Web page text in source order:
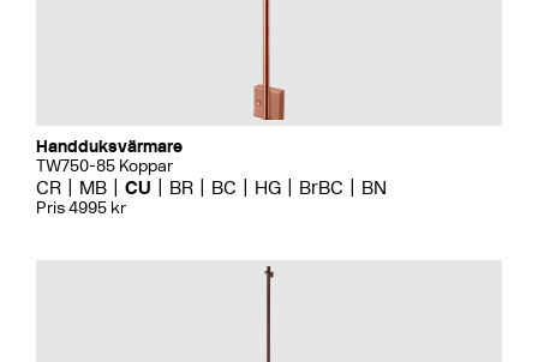
Handduksvärmare
TW750-85 Koppar
CR MB CU BR BC HG BrBC BN
Pris 4995 kr